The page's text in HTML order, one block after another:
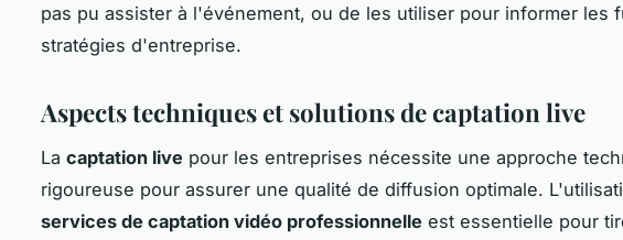
pas pu assister à l'événement, ou de les utiliser pour informer les
stratégies d'entreprise.
Aspects techniques et solutions de captation live
La captation live pour les entreprises nécessite une approche
rigoureuse pour assurer une qualité de diffusion optimale.
services de captation vidéo professionnelle est essentielle pour